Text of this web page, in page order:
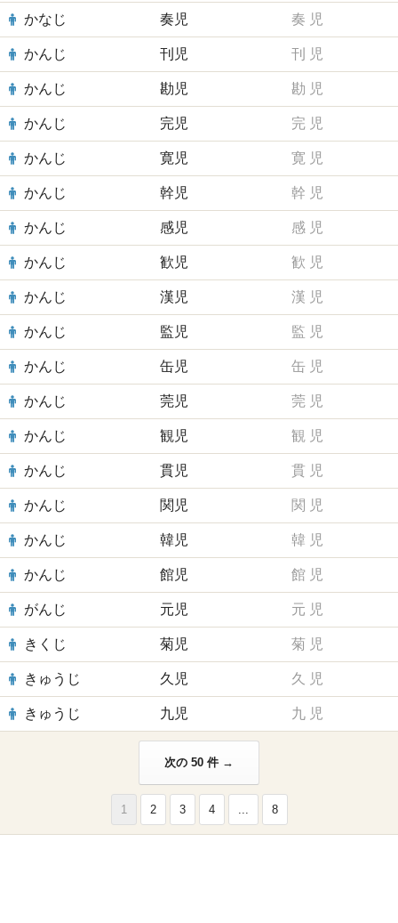
かなじ 奏児 奏 児
かんじ 刊児 刊 児
かんじ 勘児 勘 児
かんじ 完児 完 児
かんじ 寛児 寛 児
かんじ 幹児 幹 児
かんじ 感児 感 児
かんじ 歓児 歓 児
かんじ 漢児 漢 児
かんじ 監児 監 児
かんじ 缶児 缶 児
かんじ 莞児 莞 児
かんじ 観児 観 児
かんじ 貫児 貫 児
かんじ 関児 関 児
かんじ 韓児 韓 児
かんじ 館児 館 児
がんじ 元児 元 児
きくじ 菊児 菊 児
きゅうじ 久児 久 児
きゅうじ 九児 九 児
次の 50 件 →
1 2 3 4 ... 8